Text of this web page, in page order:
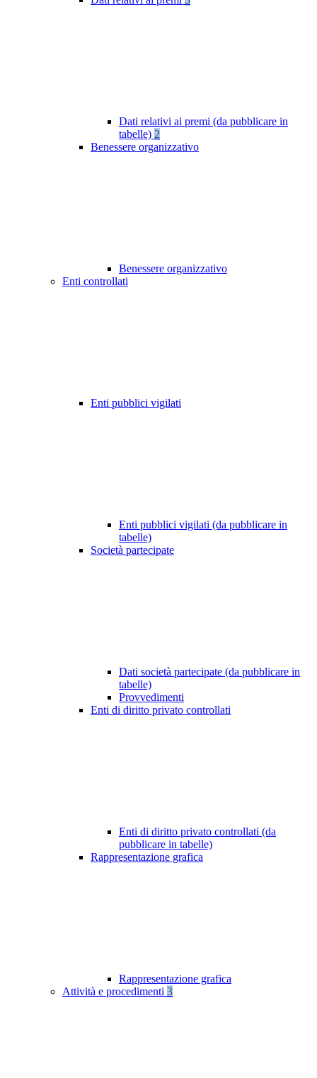
Dati relativi ai premi (da pubblicare in
tabelle) 2
Benessere organizzativo
Benessere organizzativo
Enti controllati
Enti pubblici vigilati
Enti pubblici vigilati (da pubblicare in
tabelle)
Società partecipate
Dati società partecipate (da pubblicare in
tabelle)
Provvedimenti
Enti di diritto privato controllati
Enti di diritto privato controllati (da
pubblicare in tabelle)
Rappresentazione grafica
Rappresentazione grafica
Attività e procedimenti 3